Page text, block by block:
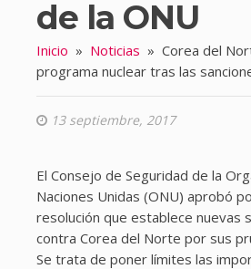
de la ONU
Inicio » Noticias » Corea del
programa nuclear tras las
13 septiembre, 2017
El Consejo de Seguridad de la
Naciones Unidas (ONU) aprobó
resolución que establece nuevas
contra Corea del Norte por sus
Se trata de poner límites las